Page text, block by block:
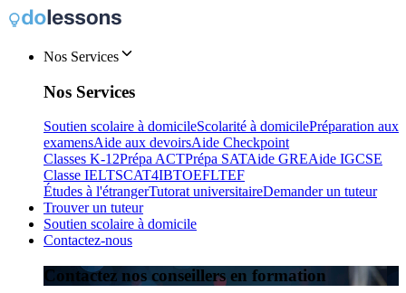
Nos Services
Nos Services
Soutien scolaire à domicileScolarité à domicilePréparation aux
examensAide aux devoirsAide Checkpoint
Classes K-12Prépa ACTPrépa SATAide GREAide IGCSE
Classe IELTSCAT4IBTOEFLTEF
Études à l'étrangerTutorat universitaireDemander un tuteur
Trouver un tuteur
Soutien scolaire à domicile
Contactez-nous
Contactez nos conseillers en formation